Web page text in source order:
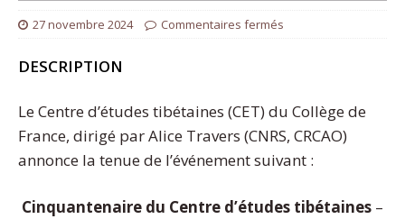
27 novembre 2024 Commentaires fermés
DESCRIPTION
Le Centre d’études tibétaines (CET) du Collège de
France, dirigé par Alice Travers (CNRS, CRCAO)
annonce la tenue de l’événement suivant :
Cinquantenaire du Centre d’études tibétaines –